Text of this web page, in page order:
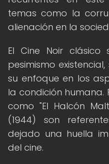
temas como la
alienación en la
El Cine Noir
pesimismo
su enfoque en los
la condición humana.
como "El Halcón
(1944) son
dejado una huella
del cine.